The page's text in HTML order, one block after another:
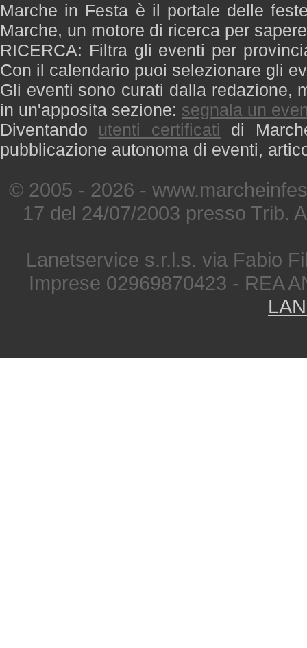
Marche in Festa è il portale delle
Marche, un motore di ricerca per
RICERCA: Filtra gli eventi per
Con il calendario puoi selezionare gli
Gli eventi sono curati dalla redazione,
in un'apposita sezione: segnala un
Diventando utenti certificati di
pubblicazione autonoma di eventi,
© 2005 - 2026 -
17 del 24/07/2003 presso Trib.
Lanetservice s.r.l.s. via Fabio
Imprese 02969870423 - REA